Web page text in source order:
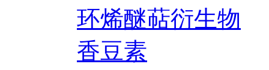
环烯醚萜衍生物
香豆素